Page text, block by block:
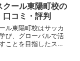
クール東陽町校の
口コミ・評判
ル東陽町校はサッカ
び、グローバルで活
ことを目指したスク